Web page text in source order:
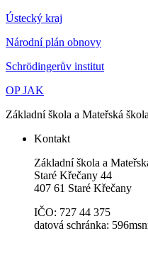
Ústecký kraj
Národní plán obnovy
Schrödingerův institut
OP JAK
Základní škola a Mateřská škola
Kontakt
Základní škola a
Staré Křečany 44
407 61 Staré Křečany
IČO: 727 44 375
datová schránka: